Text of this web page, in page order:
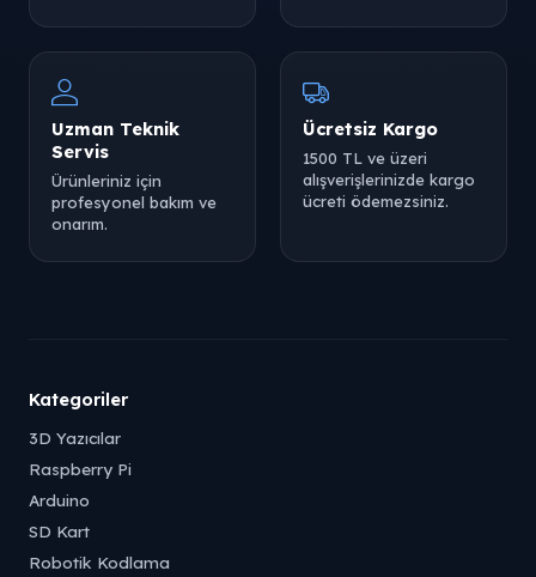
Uzman Teknik
Servis
Ürünleriniz için
profesyonel bakım ve
onarım.
Ücretsiz Kargo
1500 TL ve üzeri
alışverişlerinizde kargo
ücreti ödemezsiniz.
Kategoriler
3D Yazıcılar
Raspberry Pi
Arduino
SD Kart
Robotik Kodlama